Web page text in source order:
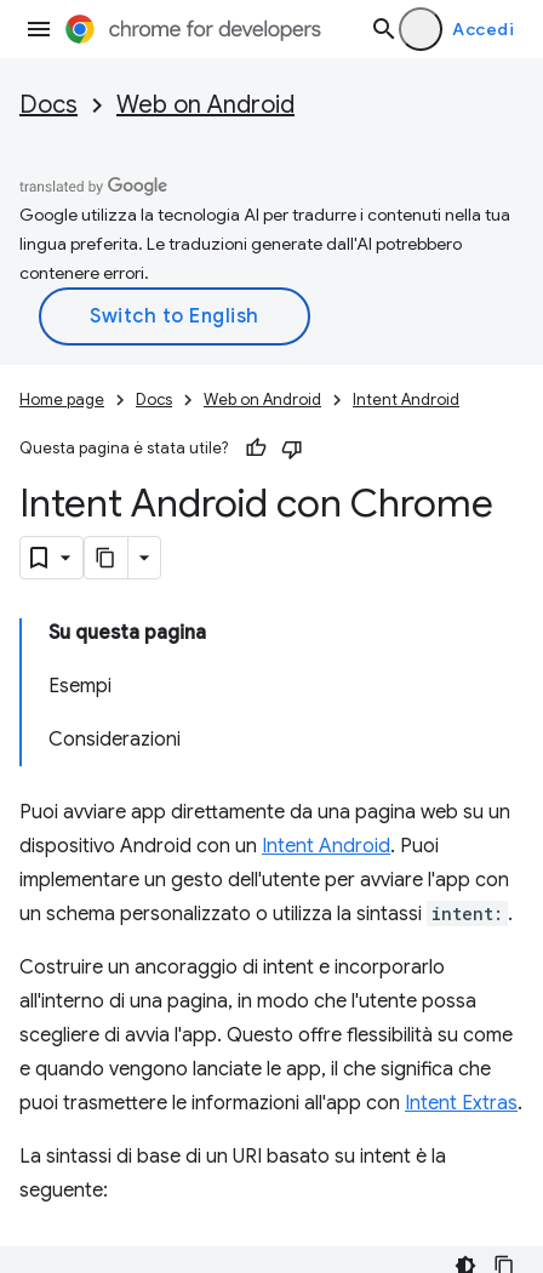
Accedi
Docs Web on Android
Google utilizza la tecnologia AI per tradurre i contenuti nella tua
lingua preferita. Le traduzioni generate dall'AI potrebbero
contenere errori.
Home page Docs Web on Android Intent Android
Questa pagina è stata utile?
Intent Android con Chrome
Su questa pagina
Esempi
Considerazioni
Puoi avviare app direttamente da una pagina web su un
dispositivo Android con un Intent Android. Puoi
implementare un gesto dell'utente per avviare l'app con
un schema personalizzato o utilizza la sintassi intent: .
Costruire un ancoraggio di intent e incorporarlo
all'interno di una pagina, in modo che l'utente possa
scegliere di avvia l'app. Questo offre flessibilità su come
e quando vengono lanciate le app, il che significa che
puoi trasmettere le informazioni all'app con Intent Extras.
La sintassi di base di un URI basato su intent è la
seguente: